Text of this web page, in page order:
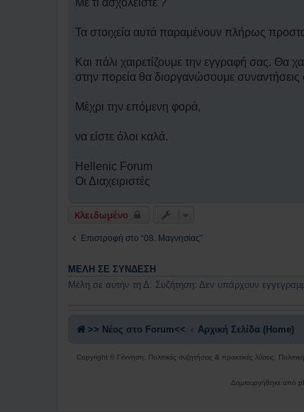
Τα στοιχεία αυτά παραμένουν πλήρως
Και πάλι χαιρετίζουμε την εγγραφή σας. Θα
στην πορεία θα διοργανώσουμε
Μέχρι την επόμενη φορά,
να είστε όλοι καλά.
Hellenic Forum
Οι Διαχειριστές
Κλειδωμένο
Επιστροφή στο “08. Μαγνησίας”
ΜΈΛΗ ΣΕ ΣΎΝΔΕΣΗ
Μέλη σε αυτήν τη Δ. Συζήτηση: Δεν υπάρχουν
>> Nέος στο Forum<< Αρχική Σελίδα (Home)
Copyright © Γέννηση: Πολιτικές συζητήσεις & πρακτικές λύσεις.
Δημιουργήθηκε από